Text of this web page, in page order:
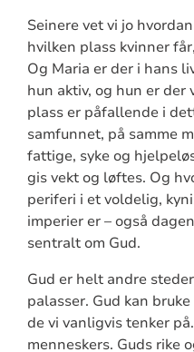
Seinere vet vi jo
hvilken plass kvinner
Og Maria er der i hans
hun aktiv, og hun er der
plass er påfallende i
samfunnet, på samme
fattige, syke og
gis vekt og løftes. Og
periferi i et voldelig,
imperier er – også
sentralt om Gud.
Gud er helt andre
palasser. Gud kan
de vi vanligvis tenker
menneskers. Guds rike